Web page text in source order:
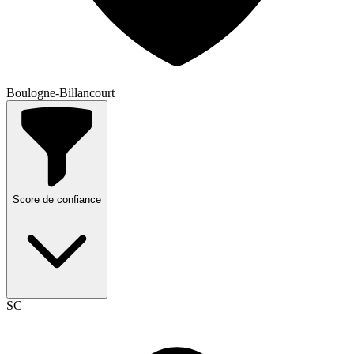
Boulogne-Billancourt
Score de confiance
SC